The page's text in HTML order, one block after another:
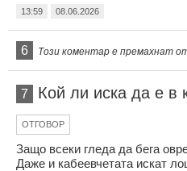
13:59 08.06.2026
6 Този коментар е премахнат
7 Кой ли иска да е в
ОТГОВОР
Защо всеки гледа да бега
Даже и кабеевчетата искат